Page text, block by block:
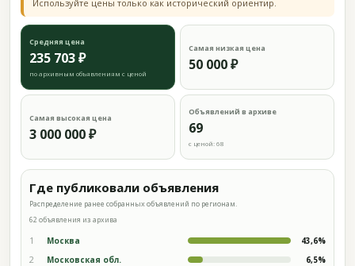
Используйте цены только как исторический ориентир.
Средняя цена
235 703 ₽
по архивным объявлениям с ценой
Самая низкая цена
50 000 ₽
Самая высокая цена
3 000 000 ₽
Объявлений в архиве
69
с ценой: 68
Где публиковали объявления
Распределение ранее собранных объявлений по регионам.
62 объявления из архива
1 Москва 43,6%
2 Московская обл. 6,5%